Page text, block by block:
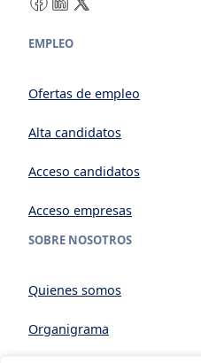
EMPLEO
Ofertas de empleo
Alta candidatos
Acceso candidatos
Acceso empresas
SOBRE NOSOTROS
Quienes somos
Organigrama